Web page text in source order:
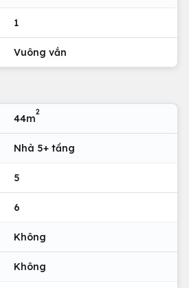
1
Vuông vắn
44m
2
Nhà 5+ tầng
5
6
Không
Không